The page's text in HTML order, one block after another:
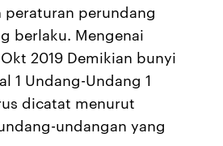
peraturan perundang
berlaku. Mengenai
2019 Demikian bunyi
1 Undang-Undang 1
dicatat menurut
undangan yang